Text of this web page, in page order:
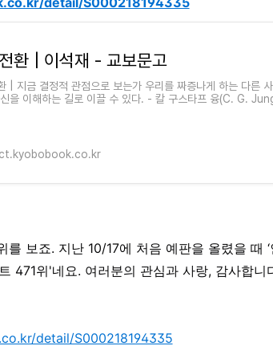
환 | 이석재 - 교보문고
| 지금 결정적 관점으로 보는가 우리를 짜증나게 하는 다른
을 이해하는 길로 이끌 수 있다. - 칼 구스타프 융(C. G.
보죠. 지난 10/17에 처음 예판을 올렸을 때
471위'네요. 여러분의 관심과 사랑, 감사합니
detail/S000218194335